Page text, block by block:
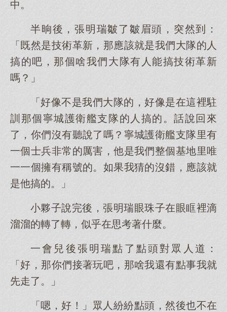
中。
半晌後，張明瑞皺了皺眉頭，突然到：
「既然是技術革新，那應該就是我們大隊的人
搞的吧，那個啥我們大隊有人能搞技術革新
嗎？」
「好像不是我們大隊的，好像是在這裡駐
訓那個寧城護衛艦支隊的人搞的。話說回來
了，你們沒有聽說了嗎？寧城護衛艦支隊里有
一個士兵非常的厲害，他是我們整個基地里唯
一一個擁有稱號的。如果我猜的沒錯，應該就
是他搞的。」
小夥子說完後，張明瑞眼珠子在眼眶裡滴
溜溜的轉了轉，似乎在思考著什麼。
一會兒後張明瑞點了點頭對眾人道：
「好，那你們接著玩吧，那啥我還有點事我就
先走了。」
「嗯，好！」眾人紛紛點頭，然後也不在